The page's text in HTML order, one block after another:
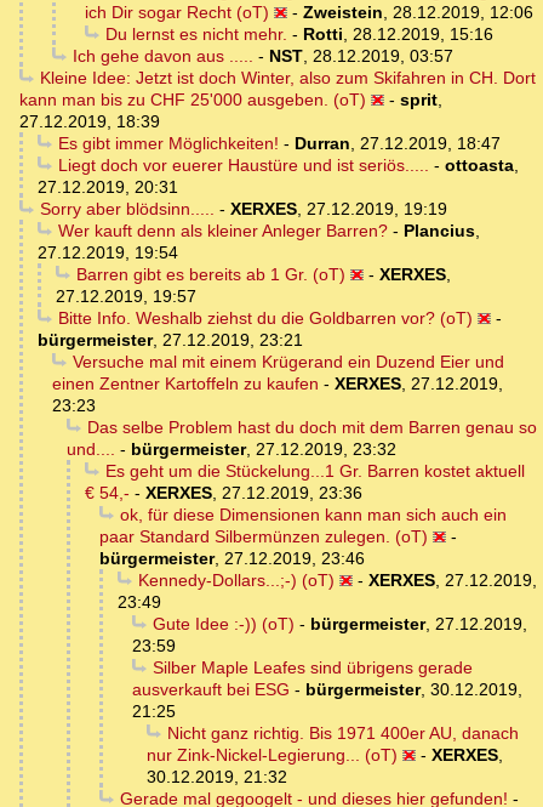
ich Dir sogar Recht (oT)
- Zweistein
28.12.2019, 12:06
Du lernst es nicht mehr. - Rotti
28.12.2019, 15:16
Ich gehe davon aus .....
- NST, 28.12.2019, 03:57
Kleine Idee: Jetzt ist doch Winter, also zum Skifahren in CH. Dort
kann man bis zu CHF 25'000 ausgeben. (oT)
- sprit
27.12.2019, 18:39
Es gibt immer Möglichkeiten! - Durran
27.12.2019, 18:47
Liegt doch vor euerer Haustüre und ist seriös.....
- ottoasta,
27.12.2019, 20:31
Sorry aber blödsinn.....
- XERXES, 27.12.2019, 19:19
Wer kauft denn als kleiner Anleger Barren?- Plancius,
27.12.2019, 19:54
Barren gibt es bereits ab 1 Gr. (oT)
- XERXES,
27.12.2019, 19:57
Bitte Info. Weshalb ziehst du die Goldbarren vor? (oT)
-
bürgermeister, 27.12.2019, 23:21
Versuche mal mit einem Krügerand ein Duzend Eier und
einen Zentner Kartoffeln zu kaufen - XERXES 27.12.2019,
23:23
Das selbe Problem hast du doch mit dem Barren genau so
und....
- bürgermeister, 27.12.2019, 23:32
Es geht um die Stückelung...1 Gr. Barren kostet aktuell
€ 54,- - XERXES 27.12.2019, 23:36
ok, für diese Dimensionen kann man sich auch ein
paar Standard Silbermünzen zulegen. (oT)
-
bürgermeister, 27.12.2019, 23:46
Kennedy-Dollars...;-) (oT)
- XERXES, 27.12.2019,
23:49
Gute Idee :-)) (oT) - bürgermeister, 27.12.2019,
23:59
Silber Maple Leafes sind übrigens gerade
ausverkauft bei ESG - bürgermeister, 30.12.2019,
21:25
Nicht ganz richtig. Bis 1971 400er AU, danach
nur Zink-Nickel-Legierung... (oT)
- XERXES
30.12.2019, 21:32
Gerade mal gegoogelt - und dieses hier gefunden! -